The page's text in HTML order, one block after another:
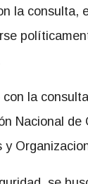
la consulta,
con la
Nacional